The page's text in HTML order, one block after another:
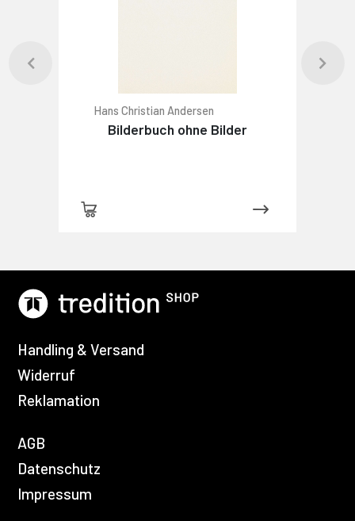
Hans Christian Andersen
Bilderbuch ohne Bilder
Handling & Versand
Widerruf
Reklamation
AGB
Datenschutz
Impressum